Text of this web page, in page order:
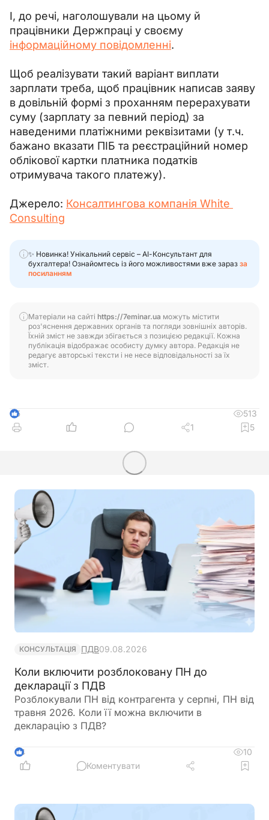
І, до речі, наголошували на цьому й
працівники Держпраці у своєму
інформаційному повідомленні.
Щоб реалізувати такий варіант виплати
зарплати треба, щоб працівник написав заяву
в довільній формі з проханням перерахувати
суму (зарплату за певний період) за
наведеними платіжними реквізитами (у т.ч.
бажано вказати ПІБ та реєстраційний номер
облікової картки платника податків
отримувача такого платежу).
Джерело: Консалтингова компанія White
Consulting
✨ Новинка! Унікальний сервіс – АІ-Консультант для
бухгалтера! Ознайомтесь із його можливостями вже зараз за
посиланням
Матеріали на сайті https://7eminar.ua можуть містити
роз'яснення державних органів та погляди зовнішніх авторів.
Їхній зміст не завжди збігається з позицією редакції. Кожна
публікація відображає особисту думку автора. Редакція не
редагує авторські тексти і не несе відповідальності за їх
зміст.
5
513
1
5
КОНСУЛЬТАЦІЯ ПДВ09.08.2026
Коли включити розблоковану ПН до
декларації з ПДВ
Розблокували ПН від контрагента у серпні, ПН від
травня 2026. Коли її можна включити в
декларацію з ПДВ?
4
10
Коментувати